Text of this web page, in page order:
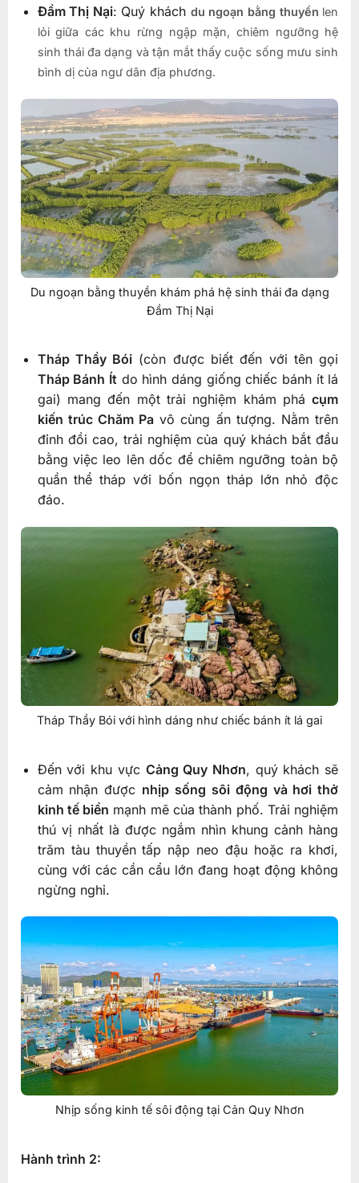
Đầm Thị Nại: Quý khách du ngoạn bằng thuyền len
lỏi giữa các khu rừng ngập mặn, chiêm ngưỡng hệ
sinh thái đa dạng và tận mắt thấy cuộc sống mưu sinh
bình dị của ngư dân địa phương.
Du ngoạn bằng thuyền khám phá hệ sinh thái đa dạng
Đầm Thị Nại
Tháp Thầy Bói (còn được biết đến với tên gọi
Tháp Bánh Ítdo hình dáng giống chiếc bánh ít lá
gai) mang đến một trải nghiệm khám phácụm
kiến trúc Chăm Pa vô cùng ấn tượng. Nằm trên
đỉnh đồi cao, trải nghiệm của quý khách bắt đầu
bằng việc leo lên dốc để chiêm ngưỡng toàn bộ
quần thể tháp với bốn ngọn tháp lớn nhỏ độc
đáo.
Tháp Thầy Bói với hình dáng như chiếc bánh ít lá gai
Đến với khu vực Cảng Quy Nhơn, quý khách sẽ
cảm nhận được nhịp sống sôi động và hơi thở
kinh tế biển mạnh mẽ của thành phố. Trải nghiệm
thú vị nhất là được ngắm nhìn khung cảnh hàng
trăm tàu thuyền tấp nập neo đậu hoặc ra khơi,
cùng với các cần cẩu lớn đang hoạt động không
ngừng nghỉ.
Nhịp sống kinh tế sôi động tại Cản Quy Nhơn
Hành trình 2: